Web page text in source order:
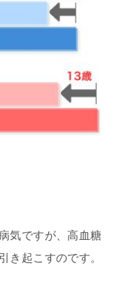
気ですが、高血糖
き起こすのです。